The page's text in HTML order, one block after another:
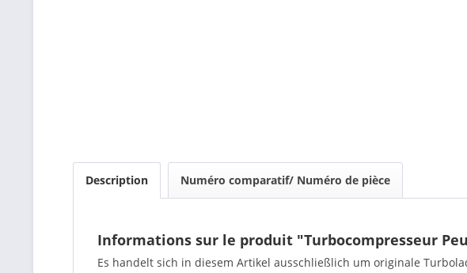
Description Numéro comparatif/ Numéro de pièce
Informations sur le produit "Turbocompresseur
Es handelt sich in diesem Artikel ausschließlich um originale